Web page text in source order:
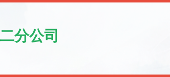
分公司